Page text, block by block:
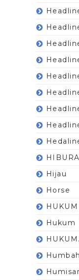
Hijau
Horse
HUKUM
Hukum